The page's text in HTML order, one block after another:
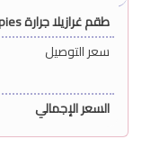
طقم غرازيلا جرارة 3pies
سعر التوصيل
السعر الإجمالي